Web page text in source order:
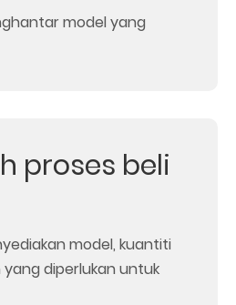
model yang
proses beli
model, kuantiti
diperlukan untuk